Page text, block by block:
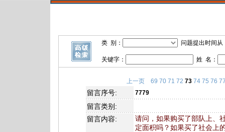
类 别： 问题提出时间从
关键字： 姓 名：
上一页 69 70 71 72 73 74 75 76
留言序号: 7779
留言类别:
留言内容:
请问，如果购买了部队上、
定面积吗？如果买了社会上